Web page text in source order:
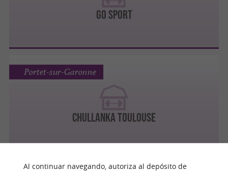
GO SPORT
CHULLANKA TOULOUSE
Portet-sur-Garonne
Al continuar navegando, autoriza al depósito de